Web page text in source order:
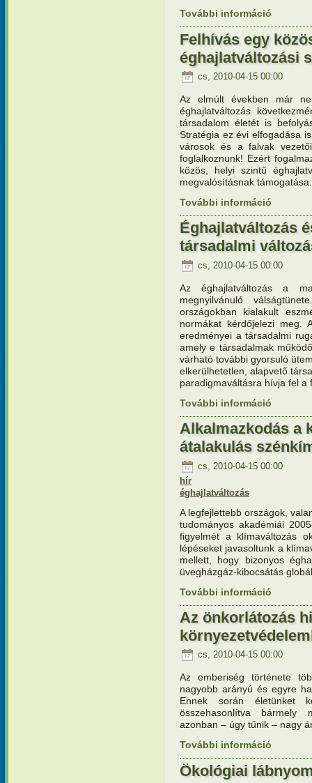
További információ
Felhívás egy
éghajlatváltozási
cs, 2010-04-15 00:00
Az elmúlt években már
éghajlatváltozás
társadalom életét is
Stratégia ez évi elfogadása
városok és a falvak
foglalkoznunk! Ezért
közös, helyi szintű
megvalósításnak támogatása.
További információ
Éghajlatváltozás
társadalmi
cs, 2010-04-15 00:00
Az éghajlatváltozás a
megnyilvánuló
országokban kialakult
normákat kérdőjelezi meg.
eredményei a társadalmi
amely e társadalmak
várható további gyorsuló
elkerülhetetlen, alapvető
paradigmaváltásra hívja fel
További információ
Alkalmazkodás a
átalakulás
cs, 2010-04-15 00:00
hír
éghajlatváltozás
A legfejlettebb országok,
tudományos akadémiái
figyelmét a klímaváltozás
lépéseket javasoltunk a
mellett, hogy bizonyos
üvegházgáz-kibocsátás
További információ
Az önkorlátozás
cs, 2010-04-15 00:00
Az emberiség története
nagyobb arányú és egyre
Ennek során életünket
összehasonlítva bármely
azonban – úgy tűnik – nagy
További információ
Ökológiai